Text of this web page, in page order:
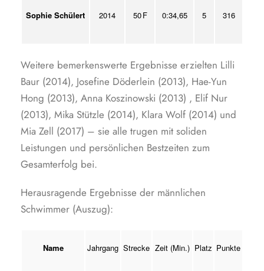
Sophie Schülert 2014 50 F 0:34,65 5 316
Weitere bemerkenswerte Ergebnisse erzielten Lilli
Baur (2014), Josefine Döderlein (2013), Hae-Yun
Hong (2013), Anna Koszinowski (2013) , Elif Nur
(2013), Mika Stützle (2014), Klara Wolf (2014) und
Mia Zell (2017) – sie alle trugen mit soliden
Leistungen und persönlichen Bestzeiten zum
Gesamterfolg bei.
Herausragende Ergebnisse der männlichen
Schwimmer (Auszug):
Name Jahrgang Strecke Zeit (Min.) Platz Punkte